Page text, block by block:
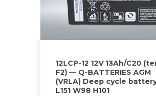
12LCP-12 12V 13Ah/C20
F2) — Q-BATTERIES AGM
(VRLA) Deep cycle
L151 W98 H101